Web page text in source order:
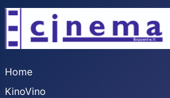
Home
KinoVino